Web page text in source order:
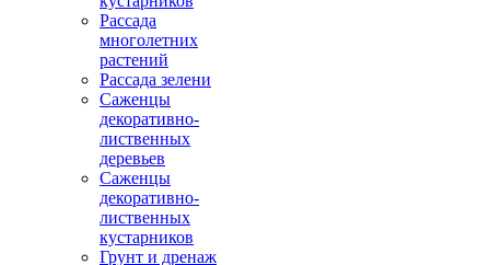
Рассада
многолетних
растений
Рассада зелени
Саженцы
декоративно-
лиственных
деревьев
Саженцы
декоративно-
лиственных
кустарников
Грунт и дренаж